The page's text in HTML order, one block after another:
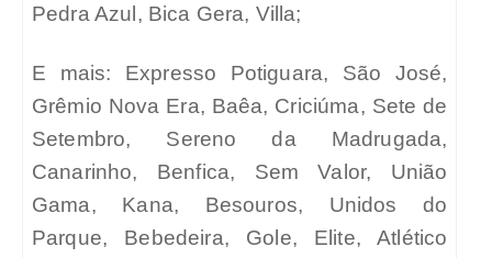
Pedra Azul, Bica Gera, Villa;
E mais: Expresso Potiguara, São José,
Grêmio Nova Era, Baêa, Criciúma, Sete de
Setembro, Sereno da Madrugada,
Canarinho, Benfica, Sem Valor, União
Gama, Kana, Besouros, Unidos do
Parque, Bebedeira, Gole, Elite, Atlético